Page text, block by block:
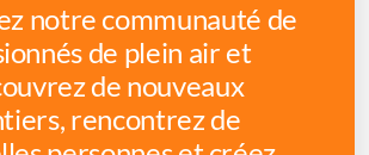
notre communauté de
de plein air et
de nouveaux
rencontrez de